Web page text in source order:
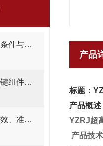
流动式光化学反应器的操作条件与性能调控说明
光热催化反应装置由多个关键组件构成，分别是？
多通道催化剂评价装置是高效、准确的催化剂性能评估工具
产品
标题：
产品概述
YZRJ超
产品技